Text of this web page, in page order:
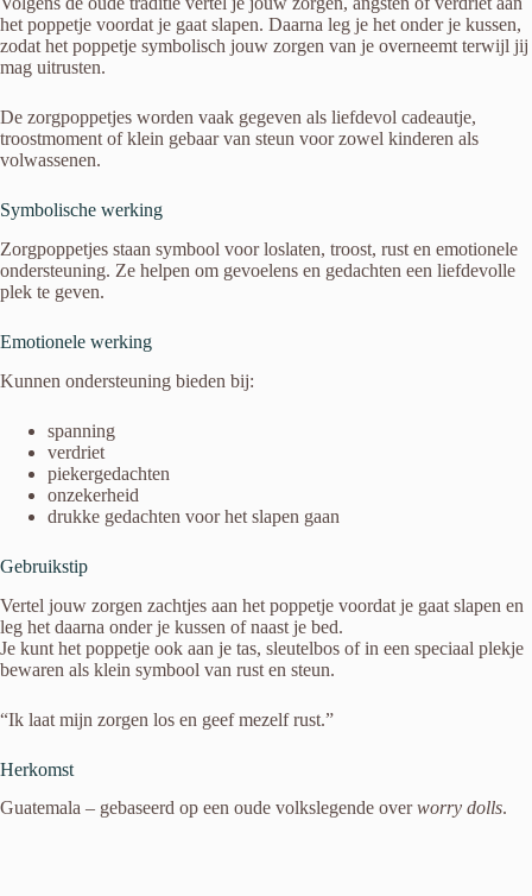
het poppetje voordat je gaat slapen. Daarna leg je het onder je kussen,
zodat het poppetje symbolisch jouw zorgen van je overneemt terwijl jij
mag uitrusten.
De zorgpoppetjes worden vaak gegeven als liefdevol cadeautje,
troostmoment of klein gebaar van steun voor zowel kinderen als
volwassenen.
Symbolische werking
Zorgpoppetjes staan symbool voor loslaten, troost, rust en emotionele
ondersteuning. Ze helpen om gevoelens en gedachten een liefdevolle
plek te geven.
Emotionele werking
Kunnen ondersteuning bieden bij:
spanning
verdriet
piekergedachten
onzekerheid
drukke gedachten voor het slapen gaan
Gebruikstip
Vertel jouw zorgen zachtjes aan het poppetje voordat je gaat slapen en
leg het daarna onder je kussen of naast je bed.
Je kunt het poppetje ook aan je tas, sleutelbos of in een speciaal plekje
bewaren als klein symbool van rust en steun.
“Ik laat mijn zorgen los en geef mezelf rust.”
Herkomst
Guatemala – gebaseerd op een oude volkslegende overworry dolls.